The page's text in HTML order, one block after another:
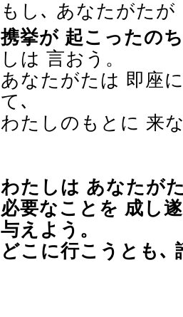
もし､ あなたがたが
携挙が 起こったの
しは 言おう。
あなたがたは 即座
て､
わたしのもとに 来
わたしは あなたが
必要なことを 成し
与えよう。
どこに行こうとも､